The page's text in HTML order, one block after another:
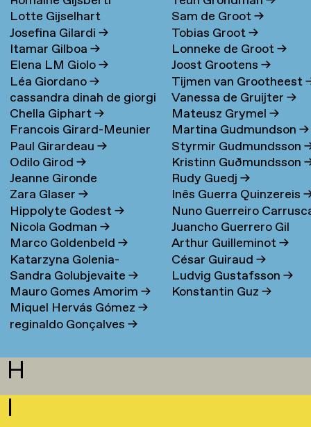
Hodenpijl→
Lotte Gijselhart
Josefina Gilardi→
Itamar Gilboa→
Elena LM Giolo→
Léa Giordano→
cassandra dinah de giorgi
→
Chella Giphart→
Francois Girard-Meunier
Paul Girardeau→
Odilo Girod→
Jeanne Gironde
Zara Glaser→
Hippolyte Godest→
Nicola Godman→
Marco Goldenbeld→
Katarzyna Golenia-
Baldyga→
Sandra Golubjevaite→
Mauro Gomes Amorim→
Miquel Hervás Gómez→
reginaldo Gonçalves→
Sam de Groot→
Tobias Groot→
Lonneke de Groot→
Joost Grootens→
Tijmen van Grootheest
Vanessa de Gruijter→
Mateusz Grymel→
Martina Gudmundson→
Styrmir Gudmundsson
Kristinn Guðmundsson
Rudy Guedj→
Inês Guerra Quinzereis
Nuno Guerreiro
Juancho Guerrero Gil
Arthur Guilleminot→
César Guiraud→
Ludvig Gustafsson→
Konstantin Guz→
H
I